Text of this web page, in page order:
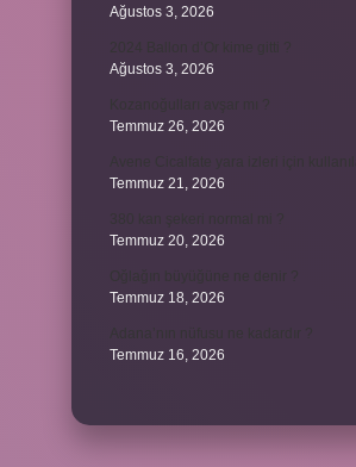
Ağustos 3, 2026
Ağustos 3, 2026
Temmuz 26, 2026
Temmuz 21, 2026
Temmuz 20, 2026
Temmuz 18, 2026
Temmuz 16, 2026